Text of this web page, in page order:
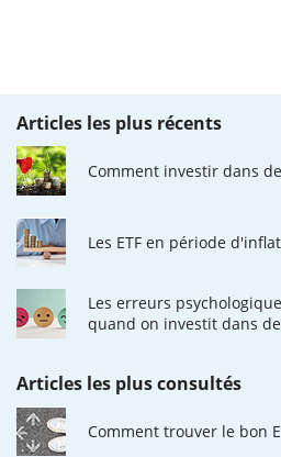
Articles les plus récents
Comment investir dans
Les ETF en période
Les erreurs
quand on investit dans
Articles les plus consultés
Comment trouver le bon